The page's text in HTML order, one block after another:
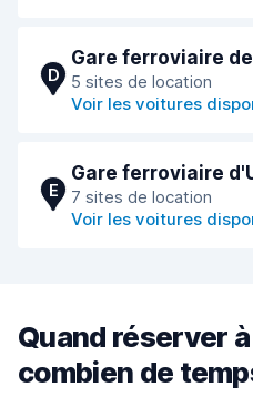
D
Gare ferroviaire
5 sites de location
Voir les voitures
E
Gare ferroviaire
7 sites de location
Voir les voitures
Quand réserver
combien de